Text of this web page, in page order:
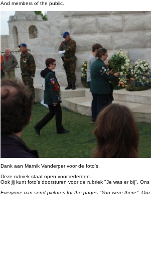
And members of the public.
Dank aan Marnik Vanderper voor de foto's.
Deze rubriek staat open voor iedereen.
Ook jij kunt foto's doorsturen voor de rubriek "Je was er bij".
Everyone can send pictures for the pages "You were there".